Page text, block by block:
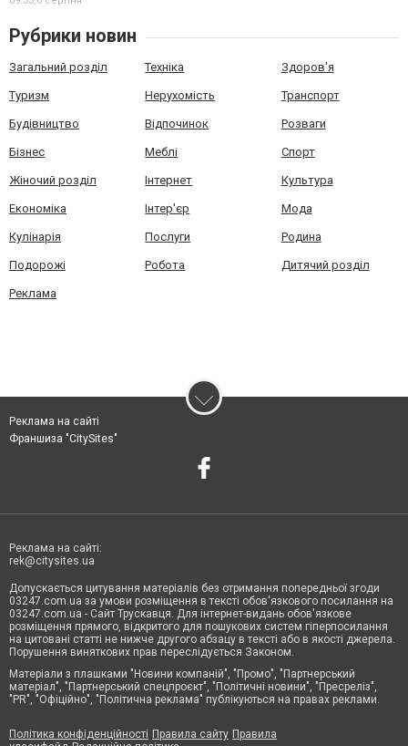
Рубрики новин
Загальний розділ Техніка Здоров'я
Туризм Нерухомість Транспорт
Будівництво Відпочинок Розваги
Бізнес Меблі Спорт
Жіночий розділ Інтернет Культура
Економіка Інтер'єр Мода
Кулінарія Послуги Родина
Подорожі Робота Дитячий розділ
Реклама
Реклама на сайті
Франшиза "CitySites"
Реклама на сайті:
rek@citysites.ua
Допускається цитування матеріалів без отримання попередньої згоди
03247.com.ua за умови розміщення в тексті обов'язкового посилання на
03247.com.ua - Сайт Трускавця. Для інтернет-видань обов'язкове
розміщення прямого, відкритого для пошукових систем гіперпосилання
на цитовані статті не нижче другого абзацу в тексті або в якості джерела.
Порушення виняткових прав переслідується Законом.
Матеріали з плашками "Новини компаній", "Промо", "Партнерський
матеріал", "Партнерський спецпроєкт", "Політичні новини", "Пресреліз",
"PR", "Офіційно", "Політична реклама" публікуються на правах реклами.
Політика конфіденційності Правила сайту Правила